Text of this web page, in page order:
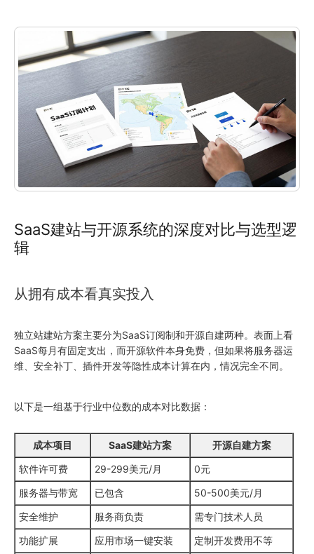
SaaS建站与开源系统的深度对比与选型逻
辑
从拥有成本看真实投入
独立站建站方案主要分为SaaS订阅制和开源自建两种。表面上看
SaaS每月有固定支出，而开源软件本身免费，但如果将服务器运
维、安全补丁、插件开发等隐性成本计算在内，情况完全不同。
以下是一组基于行业中位数的成本对比数据：
成本项目 SaaS建站方案
开源自建方案
软件许可费
29-299美元/月
0元
服务器与带宽
已包含
50-500美元/月
安全维护
服务商负责
需专门技术人员
功能扩展
应用市场一键安装
定制开发费用不等